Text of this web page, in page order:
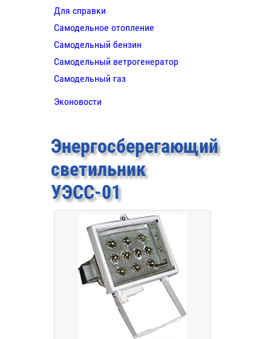
Для справки
Самодельное отопление
Самодельный бензин
Самодельный ветрогенератор
Самодельный газ
Эконовости
Энергосберегающий
светильник
УЭСС-01